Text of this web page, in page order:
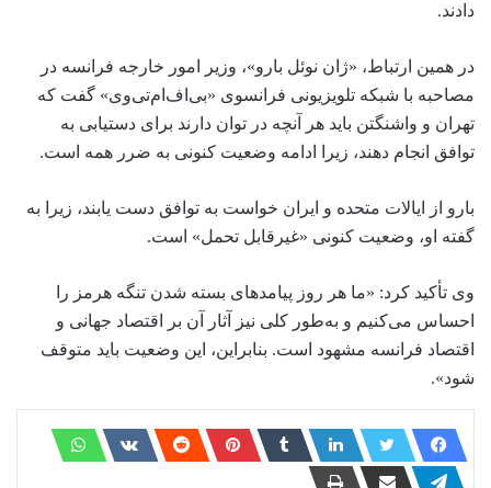
دادند.
در همین ارتباط، «ژان نوئل بارو»، وزیر امور خارجه فرانسه در
مصاحبه با شبکه تلویزیونی فرانسوی «بی‌اف‌ام‌تی‌وی» گفت که
تهران و واشنگتن باید هر آنچه در توان دارند برای دستیابی به
توافق انجام دهند، زیرا ادامه وضعیت کنونی به ضرر همه است.
بارو از ایالات متحده و ایران خواست به توافق دست یابند، زیرا به
گفته او، وضعیت کنونی «غیرقابل تحمل» است.
وی تأکید کرد: «ما هر روز پیامدهای بسته شدن تنگه هرمز را
احساس می‌کنیم و به‌طور کلی نیز آثار آن بر اقتصاد جهانی و
اقتصاد فرانسه مشهود است. بنابراین، این وضعیت باید متوقف
شود».